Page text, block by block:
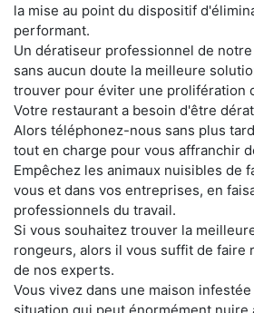
la mise au point du dispositif
performant.
Un dératiseur professionnel de
sans aucun doute la meilleure
trouver pour éviter une prolifération
Votre restaurant a besoin d'être
Alors téléphonez-nous sans plus
tout en charge pour vous affranchir
Empêchez les animaux nuisibles de
vous et dans vos entreprises, en
professionnels du travail.
Si vous souhaitez trouver la
rongeurs, alors il vous suffit de faire
de nos experts.
Vous vivez dans une maison
situation qui peut énormément nuire